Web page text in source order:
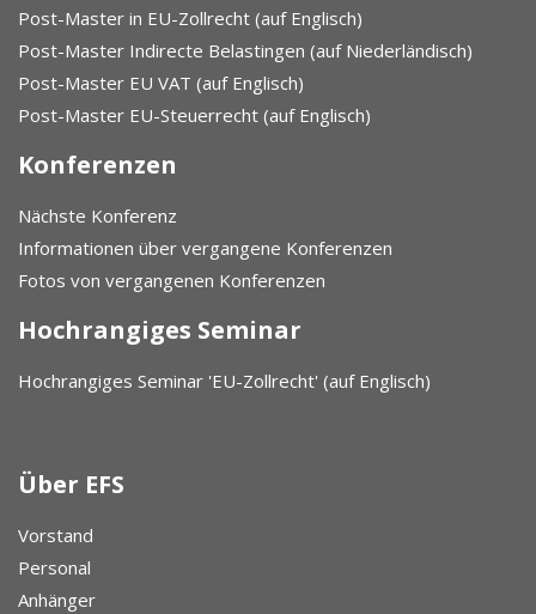
Post-Master in EU-Zollrecht (auf Englisch)
Post-Master Indirecte Belastingen (auf Niederländisch)
Post-Master EU VAT (auf Englisch)
Post-Master EU-Steuerrecht (auf Englisch)
Konferenzen
Nächste Konferenz
Informationen über vergangene Konferenzen
Fotos von vergangenen Konferenzen
Hochrangiges Seminar
Hochrangiges Seminar 'EU-Zollrecht' (auf Englisch)
Über EFS
Vorstand
Personal
Anhänger